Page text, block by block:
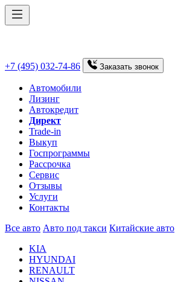
+7 (495) 032-74-86 Заказать звонок
Автомобили
Лизинг
Автокредит
Директ
Trade-in
Выкуп
Госпрограммы
Рассрочка
Сервис
Отзывы
Услуги
Контакты
Все авто Авто под такси Китайские авто
KIA
HYUNDAI
RENAULT